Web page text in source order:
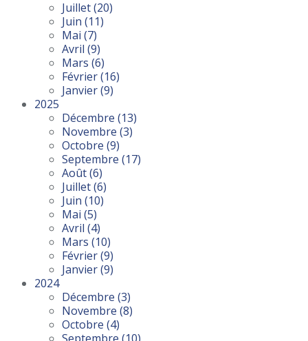
Juillet(20)
Juin (11)
Mai (7)
Avril (9)
Mars (6)
Février(16)
Janvier(9)
2025
Décembre (13)
Novembre (3)
Octobre (9)
Septembre (17)
Août(6)
Juillet(6)
Juin (10)
Mai (5)
Avril (4)
Mars (10)
Février(9)
Janvier(9)
2024
Décembre (3)
Novembre (8)
Octobre (4)